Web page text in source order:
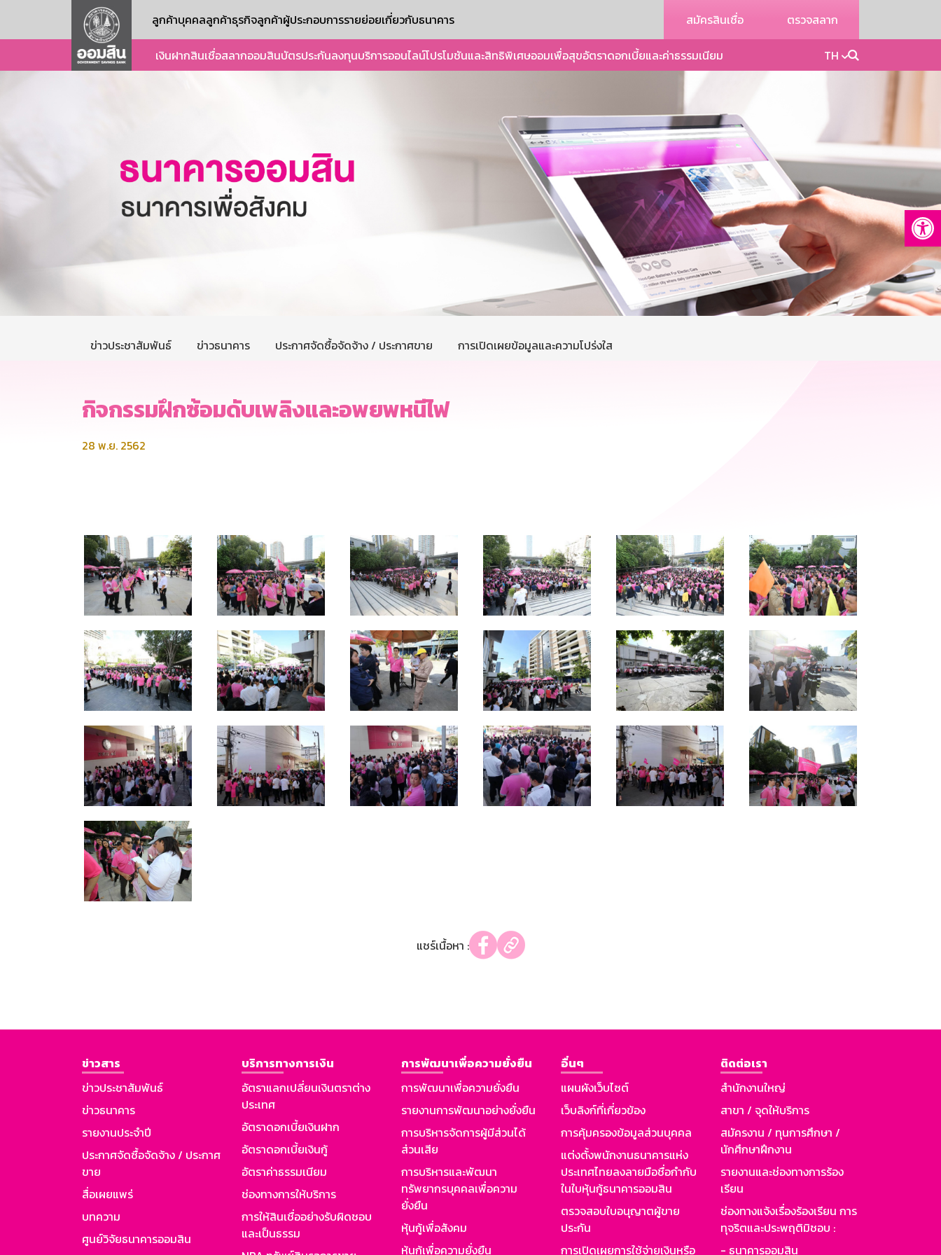
ลูกค้าบุคคลลูกค้าธุรกิจลูกค้าผู้ประกอบการรายย่อยเกี่ยวกับธนาคาร สมัครสินเชื่อ ตรวจสลาก
เงินฝากสินเชื่อสลากออมสินบัตรประกันลงทุนบริการออนไลน์โปรโมชันและสิทธิพิเศษออมเพื่อสุขอัตราดอกเบี้ยและค่าธรรมเนียม TH
ข่าวประชาสัมพันธ์ ข่าวธนาคาร ประกาศจัดซื้อจัดจ้าง / ประกาศขาย การเปิดเผยข้อมูลและความโปร่งใส
กิจกรรมฝึกซ้อมดับเพลิงและอพยพหนีไฟ
28 พ.ย. 2562
แชร์เนื้อหา :
ข่าวสาร
ข่าวประชาสัมพันธ์
ข่าวธนาคาร
รายงานประจำปี
ประกาศจัดซื้อจัดจ้าง / ประกาศ
ขาย
สื่อเผยแพร่
บทความ
ศูนย์วิจัยธนาคารออมสิน
บริการทางการเงิน
อัตราแลกเปลี่ยนเงินตราต่าง
ประเทศ
อัตราดอกเบี้ยเงินฝาก
อัตราดอกเบี้ยเงินกู้
อัตราค่าธรรมเนียม
ช่องทางการให้บริการ
การให้สินเชื่ออย่างรับผิดชอบ
และเป็นธรรม
การพัฒนาเพื่อความยั่งยืน
การพัฒนาเพื่อความยั่งยืน
รายงานการพัฒนาอย่างยั่งยืน
การบริหารจัดการผู้มีส่วนได้
ส่วนเสีย
การบริหารและพัฒนา
ทรัพยากรบุคคลเพื่อความ
ยั่งยืน
หุ้นกู้เพื่อสังคม
หุ้นกู้เพื่อความยั่งยืน
อื่นๆ
แผนผังเว็บไซต์
เว็บลิงก์ที่เกี่ยวข้อง
การคุ้มครองข้อมูลส่วนบุคคล
แต่งตั้งพนักงานธนาคารแห่ง
ประเทศไทยลงลายมือชื่อกำกับ
ในใบหุ้นกู้ธนาคารออมสิน
ตรวจสอบใบอนุญาตผู้ขาย
ประกัน
การเปิดเผยการใช้จ่ายเงินหรือ
ติดต่อเรา
สำนักงานใหญ่
สาขา / จุดให้บริการ
สมัครงาน / ทุนการศึกษา /
นักศึกษาฝึกงาน
รายงานและช่องทางการร้อง
เรียน
ช่องทางแจ้งเรื่องร้องเรียน การ
ทุจริตและประพฤติมิชอบ :
- ธนาคารออมสิน